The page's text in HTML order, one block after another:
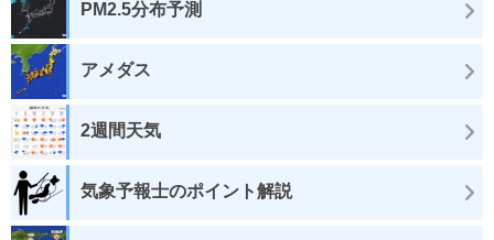
PM2.5分布予測
アメダス
2週間天気
気象予報士のポイント解説